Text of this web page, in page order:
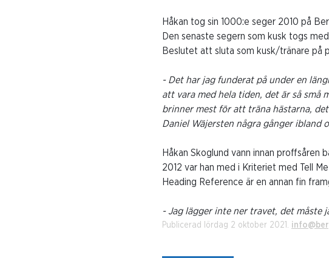
Håkan tog sin 1000:e seger 2010 på
Den senaste segern som kusk togs
Beslutet att sluta som kusk/tränare på
- Det har jag funderat på under en
att vara med hela tiden, det är så små
brinner mest för att träna hästarna,
Daniel Wäjersten några gånger
Håkan Skoglund vann innan proffsåren
2012 var han med i Kriteriet med Tell
Heading Reference är en annan fin
- Jag lägger inte ner travet, det måste
Publicerad lördag 2 oktober 2021.